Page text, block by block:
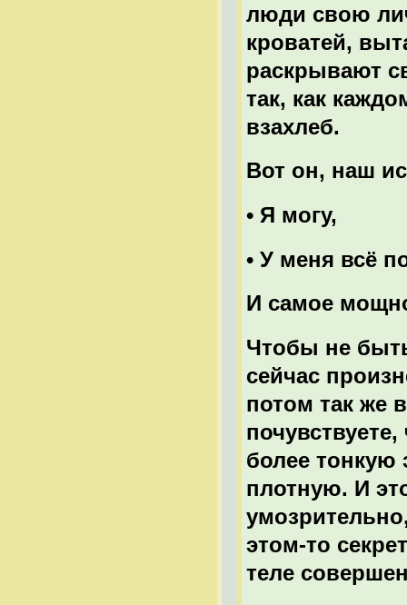
люди свою
кроватей,
раскрывают
так, как
взахлеб.
Вот он, наш
• Я могу,
• У меня всё
И самое
Чтобы не
сейчас
потом так же
более тонкую
плотную. И
этом-то
теле